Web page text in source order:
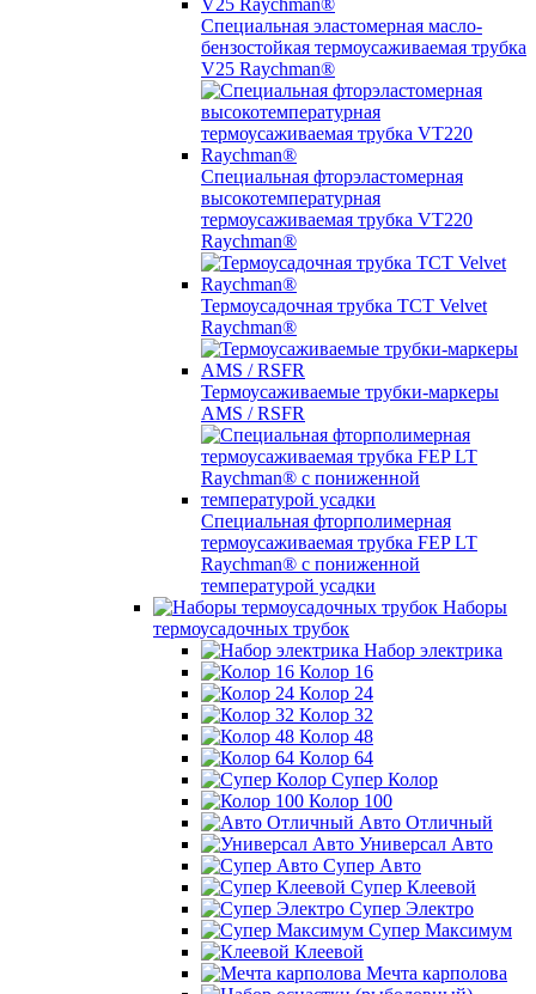
Специальная эластомерная масло-
бензостойкая термоусаживаемая трубка
V25 Raychman®
Специальная фторэластомерная
высокотемпературная
термоусаживаемая трубка VT220
Raychman®
Термоусадочная трубка TCT Velvet
Raychman®
Термоусаживаемые трубки-маркеры
AMS / RSFR
Специальная фторполимерная
термоусаживаемая трубка FEP LT
Raychman® с пониженной
температурой усадки
Наборы
термоусадочных трубок
Набор электрика
Колор 16
Колор 24
Колор 32
Колор 48
Колор 64
Супер Колор
Колор 100
Авто Отличный
Универсал Авто
Супер Авто
Супер Клеевой
Супер Электро
Супер Максимум
Клеевой
Мечта карполова